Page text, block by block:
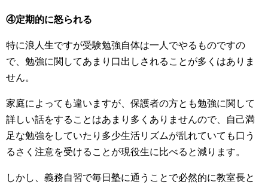
④定期的に怒られる
特に浪人生ですが受験勉強自体は一人でやるものですの
で、勉強に関してあまり口出しされることが多くはありま
せん。
家庭によっても違いますが、保護者の方とも勉強に関して
詳しい話をすることはあまり多くありませんので、自己満
足な勉強をしていたり多少生活リズムが乱れていても口う
るさく注意を受けることが現役生に比べると減ります。
しかし、義務自習で毎日塾に通うことで必然的に教室長と